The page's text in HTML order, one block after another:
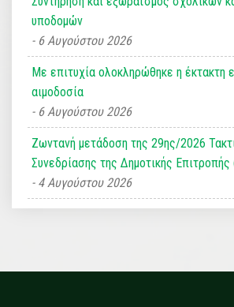
υποδομών
6 Αυγούστου 2026
Με επιτυχία ολοκληρώθηκε η έκτακτη
αιμοδοσία
6 Αυγούστου 2026
Ζωντανή μετάδοση της 29ης/2026
Συνεδρίασης της Δημοτικής
4 Αυγούστου 2026